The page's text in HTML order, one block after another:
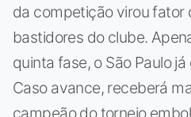
da competição virou fator
bastidores do clube.
quinta fase, o São Paulo
Caso avance, receberá
campeão do torneio